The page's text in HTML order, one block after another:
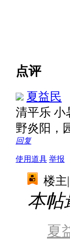
点评
夏益民
清平乐 小
野炎阳，
回复
使用道具 举报
楼主|
本帖
夏